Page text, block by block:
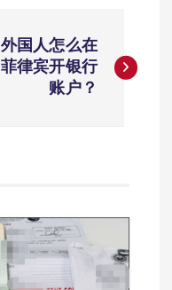
外国人怎么在
菲律宾开银行
账户？